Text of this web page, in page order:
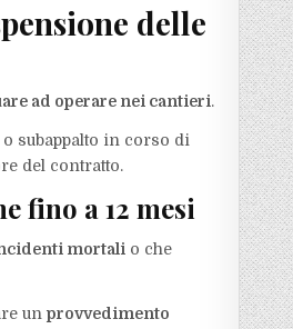
delle
ad operare nei cantieri.
subappalto in corso di
del contratto.
fino a 12 mesi
mortali o che
unprovvedimento